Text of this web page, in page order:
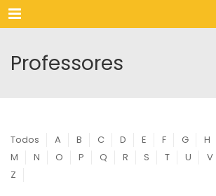
Menu
Professores
Todos A B C D E F G H
M
N O P Q R S T U V
Z